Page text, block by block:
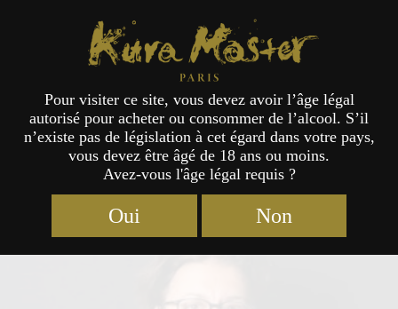
Jury
Kura Master Paris
Pour visiter ce site, vous devez avoir l’âge légal
autorisé pour acheter ou consommer de l’alcool. S’il
n’existe pas de législation à cet égard dans votre pays,
vous devez être âgé de 18 ans ou moins.
Avez-vous l'âge légal requis ?
Oui Non